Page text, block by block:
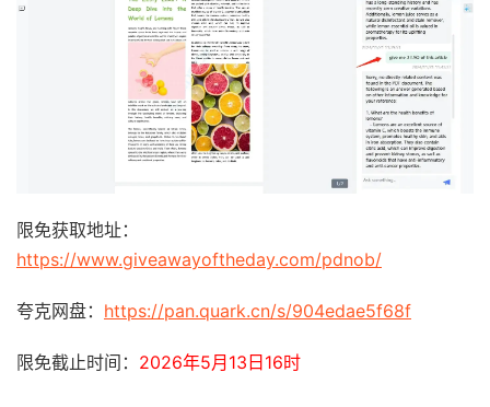
限免获取地址：
https://www.giveawayoftheday.com/pdnob/
夸克网盘： https://pan.quark.cn/s/904edae5f68f
限免截止时间： 2026年5月13日16时